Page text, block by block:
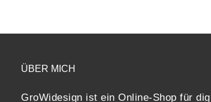
ÜBER MICH
GroWidesign ist ein Online-Shop für